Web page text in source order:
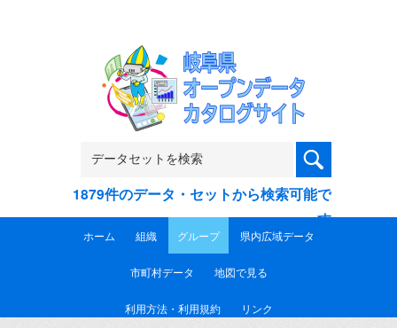
1879件のデータ・セットから検索可能で
す
ホーム 組織 グループ 県内広域データ
市町村データ 地図で見る
利用方法・利用規約 リンク